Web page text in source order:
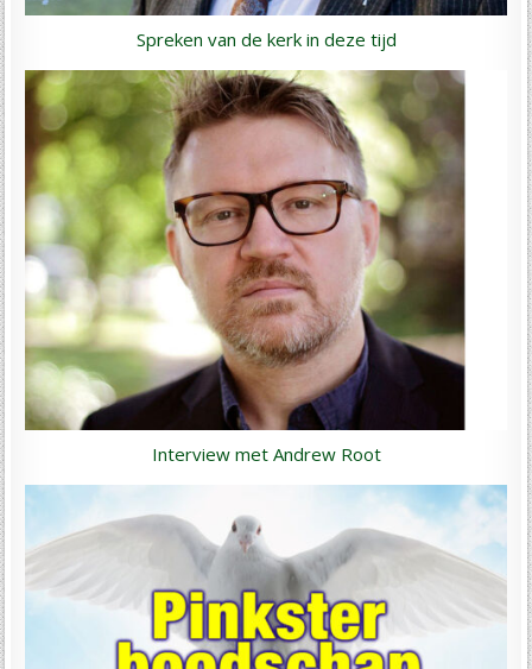
Spreken van de kerk in deze tijd
Interview met Andrew Root